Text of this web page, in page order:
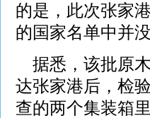
的是，此次张家
的国家名单中并没
据悉，该批原
达张家港后，检
查的两个集装箱